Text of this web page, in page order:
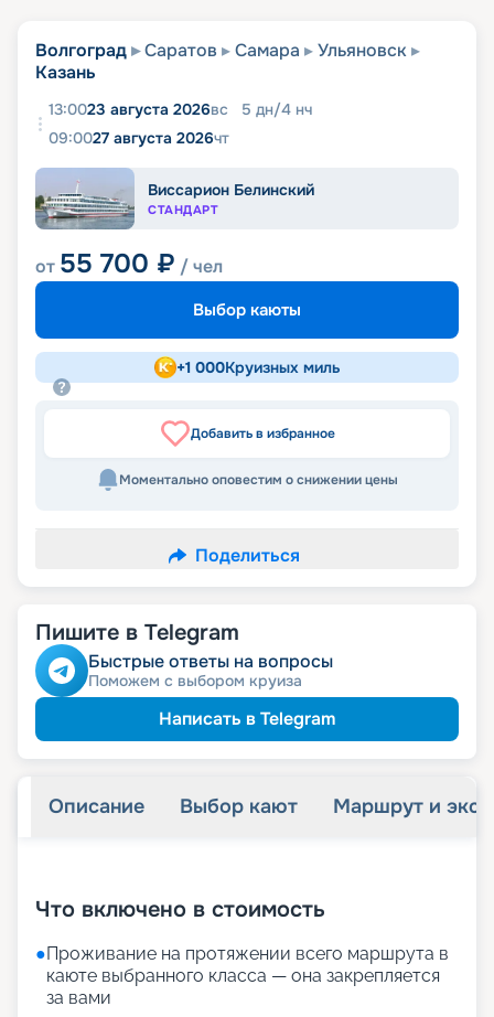
Волгоград Саратов Самара
Ульяновск
Казань
13:0023 августа 2026вс 5 дн/4 нч
09:0027 августа 2026чт
Виссарион Белинский
СТАНДАРТ
от 55 700 ₽ / чел
Выбор каюты
+1 000Круизных миль
Добавить в избранное
Моментально оповестим о снижении цены
Поделиться
Пишите в Telegram
Быстрые ответы на вопросы
Поможем с выбором круиза
Написать в Telegram
Описание Выбор кают Маршрут и
Что включено в стоимость
●Проживание на протяжении всего маршрута в
каюте выбранного класса — она закрепляется
за вами